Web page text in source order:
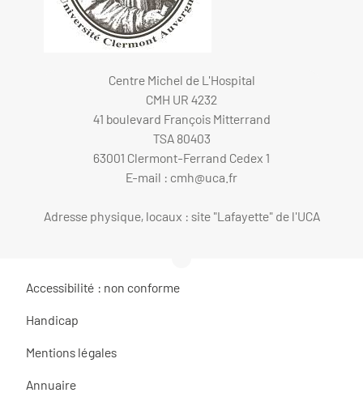
Centre Michel de L'Hospital
CMH UR 4232
41 boulevard François Mitterrand
TSA 80403
63001 Clermont-Ferrand Cedex 1
E-mail : cmh@uca.fr
Adresse physique, locaux : site "Lafayette" de l'UCA
Accessibilité : non conforme
Handicap
Mentions légales
Annuaire